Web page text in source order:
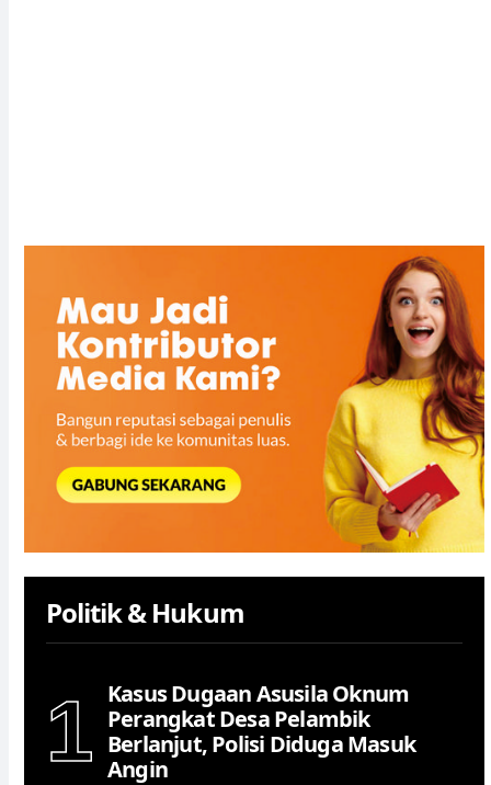
Politik & Hukum
1
Kasus Dugaan Asusila Oknum
Perangkat Desa Pelambik
Berlanjut, Polisi Diduga Masuk
Angin